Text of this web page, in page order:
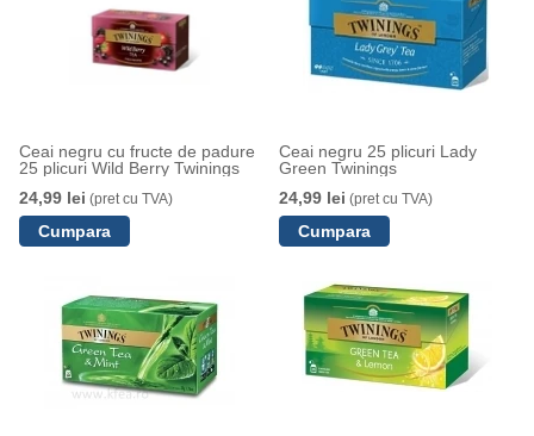
Ceai negru cu fructe de padure
25 plicuri Wild Berry Twinings
24,99 lei (pret cu TVA)
Ceai negru 25 plicuri Lady
Green Twinings
24,99 lei (pret cu TVA)